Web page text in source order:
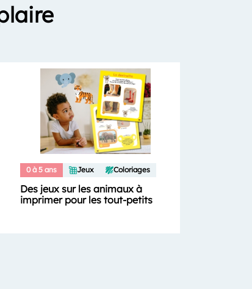
0 à 5 ans Jeux Coloriages
Des jeux sur les animaux à
imprimer pour les tout-petits